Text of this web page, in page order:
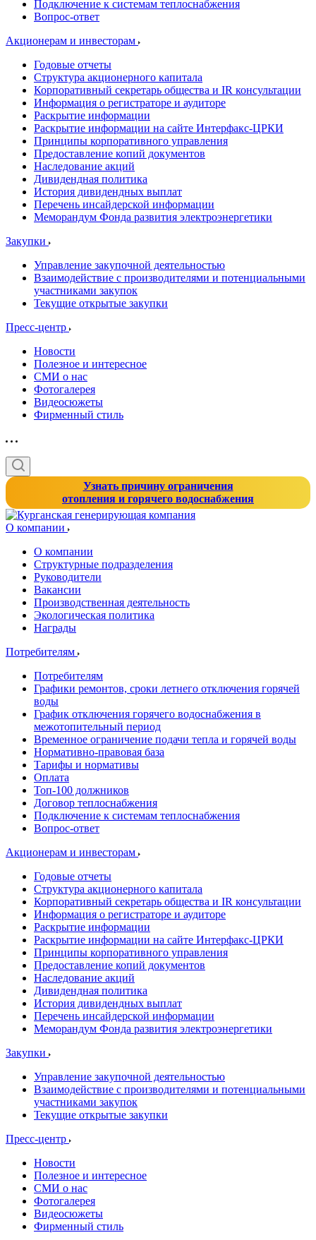
Подключение к системам теплоснабжения
Вопрос-ответ
Акционерам и инвесторам
Годовые отчеты
Структура акционерного капитала
Корпоративный секретарь общества и IR консультации
Информация о регистраторе и аудиторе
Раскрытие информации
Раскрытие информации на сайте Интерфакс-ЦРКИ
Принципы корпоративного управления
Предоставление копий документов
Наследование акций
Дивидендная политика
История дивидендных выплат
Перечень инсайдерской информации
Меморандум Фонда развития электроэнергетики
Закупки
Управление закупочной деятельностью
Взаимодействие с производителями и потенциальными
участниками закупок
Текущие открытые закупки
Пресс-центр
Новости
Полезное и интересное
СМИ о нас
Фотогалерея
Видеосюжеты
Фирменный стиль
Узнать причину ограничения
отопления и горячего водоснабжения
О компании
О компании
Структурные подразделения
Руководители
Вакансии
Производственная деятельность
Экологическая политика
Награды
Потребителям
Потребителям
Графики ремонтов, сроки летнего отключения горячей
воды
График отключения горячего водоснабжения в
межотопительный период
Временное ограничение подачи тепла и горячей воды
Нормативно-правовая база
Тарифы и нормативы
Оплата
Топ-100 должников
Договор теплоснабжения
Подключение к системам теплоснабжения
Вопрос-ответ
Акционерам и инвесторам
Годовые отчеты
Структура акционерного капитала
Корпоративный секретарь общества и IR консультации
Информация о регистраторе и аудиторе
Раскрытие информации
Раскрытие информации на сайте Интерфакс-ЦРКИ
Принципы корпоративного управления
Предоставление копий документов
Наследование акций
Дивидендная политика
История дивидендных выплат
Перечень инсайдерской информации
Меморандум Фонда развития электроэнергетики
Закупки
Управление закупочной деятельностью
Взаимодействие с производителями и потенциальными
участниками закупок
Текущие открытые закупки
Пресс-центр
Новости
Полезное и интересное
СМИ о нас
Фотогалерея
Видеосюжеты
Фирменный стиль